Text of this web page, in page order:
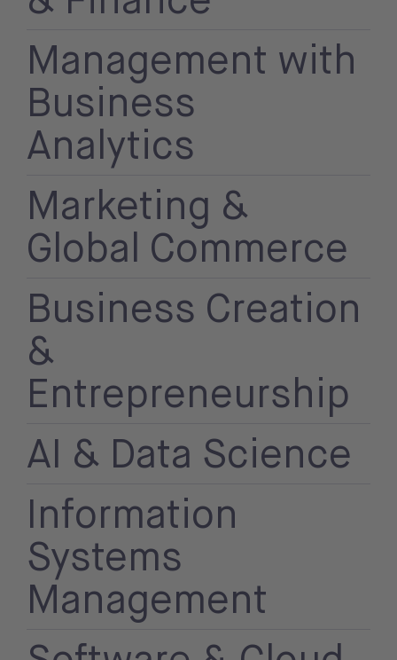
Management with
Business
Analytics
Marketing &
Global Commerce
Business Creation
&
Entrepreneurship
AI & Data Science
Information
Systems
Management